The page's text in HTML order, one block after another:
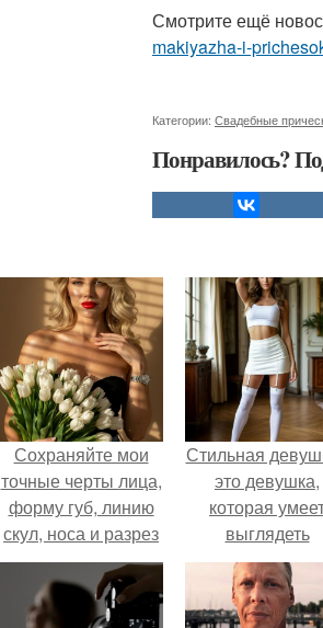
Смотрите ещё
makiyazha-i-
Категории: Свадебные
Понравилось?
Сохраняйте мои
точные черты лица,
форму губ, линию
скул, носа и разрез
глаз.
Стильная
это девушка,
которая
выглядеть
элегантно в
ситуации.